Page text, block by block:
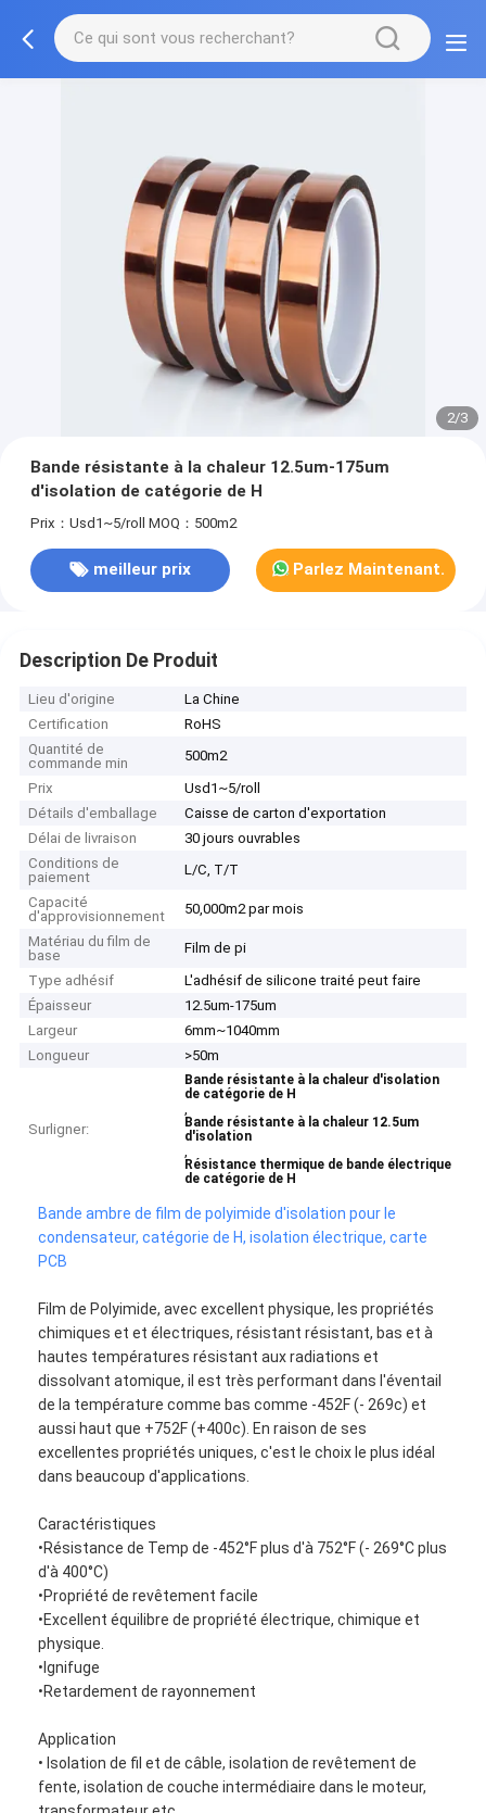
2/3
Bande résistante à la chaleur 12.5um-175um
d'isolation de catégorie de H
Prix：Usd1~5/roll MOQ：500m2
meilleur prix Parlez Maintenant.
Description De Produit
Lieu d'origine
La Chine
Certification
RoHS
Quantité de
commande min
500m2
Prix
Usd1~5/roll
Détails d'emballage
Caisse de carton d'exportation
Délai de livraison
30 jours ouvrables
Conditions de
paiement
L/C, T/T
Capacité
d'approvisionnement
50,000m2 par mois
Matériau du film de
base
Film de pi
Type adhésif
L'adhésif de silicone traité peut faire
Épaisseur
12.5um-175um
Largeur
6mm~1040mm
Longueur
>50m
Surligner:
Bande résistante à la chaleur d'isolation
de catégorie de H
,
Bande résistante à la chaleur 12.5um
d'isolation
,
Résistance thermique de bande électrique
de catégorie de H
Bande ambre de film de polyimide d'isolation pour le
condensateur, catégorie de H, isolation électrique, carte
PCB
Film de Polyimide, avec excellent physique, les propriétés
chimiques et et électriques, résistant résistant, bas et à
hautes températures résistant aux radiations et
dissolvant atomique, il est très performant dans l'éventail
de la température comme bas comme -452F (- 269c) et
aussi haut que +752F (+400c). En raison de ses
excellentes propriétés uniques, c'est le choix le plus idéal
dans beaucoup d'applications.
Caractéristiques
•Résistance de Temp de -452°F plus d'à 752°F (- 269°C plus
d'à 400°C)
•Propriété de revêtement facile
•Excellent équilibre de propriété électrique, chimique et
physique.
•Ignifuge
•Retardement de rayonnement
Application
• Isolation de fil et de câble, isolation de revêtement de
fente, isolation de couche intermédiaire dans le moteur,